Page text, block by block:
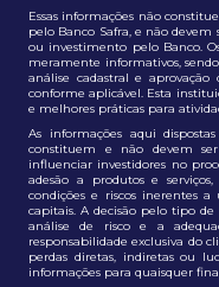
Essas informações não
pelo Banco Safra, e não devem
ou investimento pelo Banco.
meramente informativos,
análise cadastral e
conforme aplicável. Esta
e melhores práticas para
As informações aqui
constituem e não devem
influenciar investidores no
adesão a produtos e
condições e riscos inerentes
capitais. A decisão pelo tipo
análise de risco e a
responsabilidade exclusiva do
perdas diretas, indiretas ou
informações para quaisquer